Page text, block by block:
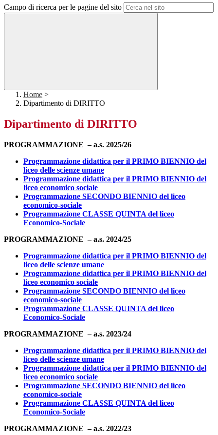
Campo di ricerca per le pagine del sito
Home >
Dipartimento di DIRITTO
Dipartimento di DIRITTO
PROGRAMMAZIONE – a.s. 2025/26
Programmazione didattica per il PRIMO BIENNIO del
liceo delle scienze umane
Programmazione didattica per il PRIMO BIENNIO del
liceo economico sociale
Programmazione SECONDO BIENNIO del liceo
economico-sociale
Programmazione CLASSE QUINTA del liceo
Economico-Sociale
PROGRAMMAZIONE – a.s. 2024/25
Programmazione didattica per il PRIMO BIENNIO del
liceo delle scienze umane
Programmazione didattica per il PRIMO BIENNIO del
liceo economico sociale
Programmazione SECONDO BIENNIO del liceo
economico-sociale
Programmazione CLASSE QUINTA del liceo
Economico-Sociale
PROGRAMMAZIONE – a.s. 2023/24
Programmazione didattica per il PRIMO BIENNIO del
liceo delle scienze umane
Programmazione didattica per il PRIMO BIENNIO del
liceo economico sociale
Programmazione SECONDO BIENNIO del liceo
economico-sociale
Programmazione CLASSE QUINTA del liceo
Economico-Sociale
PROGRAMMAZIONE – a.s. 2022/23